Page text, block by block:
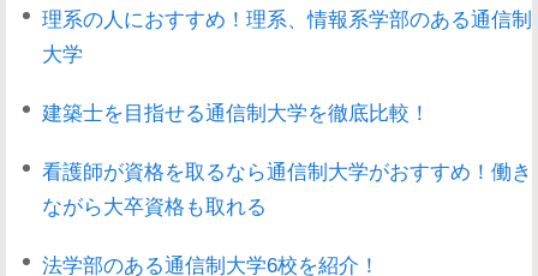
理系の人におすすめ！理系、情報系学部のある通信制
大学
建築士を目指せる通信制大学を徹底比較！
看護師が資格を取るなら通信制大学がおすすめ！働き
ながら大卒資格も取れる
法学部のある通信制大学6校を紹介！